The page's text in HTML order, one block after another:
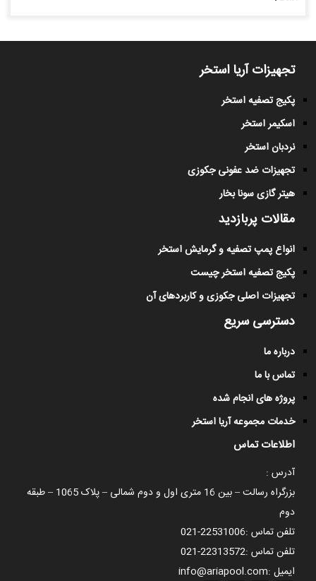
تجهیزات آریا استخر
پکیج تصفیه استخر
اسکیمر استخر
نردبان استخر
تجهیزات ضد عفونی جکوزی
هیتر گازی سونا بخار
مقالات پربازدید
انواع پمپ تصفیه و گرمایش استخر
پکیج تصفیه استخر چیست
تجهیزات اصلی جکوزی و کاربردهای آن
دسترسی سریع
درباره ما
تماس با ما
پروژه های انجام شده
خدمات مجموعه آریا استخر
اطلاعات تماس
آدرس :
بزرگراه رسالت – بین 16 متری اول و دوم شمالی – پلاک 1065 – طبقه
دوم
تلفن تماس :021-22531006
تلفن تماس :021-22313572
ایمیل :info@ariapool.com